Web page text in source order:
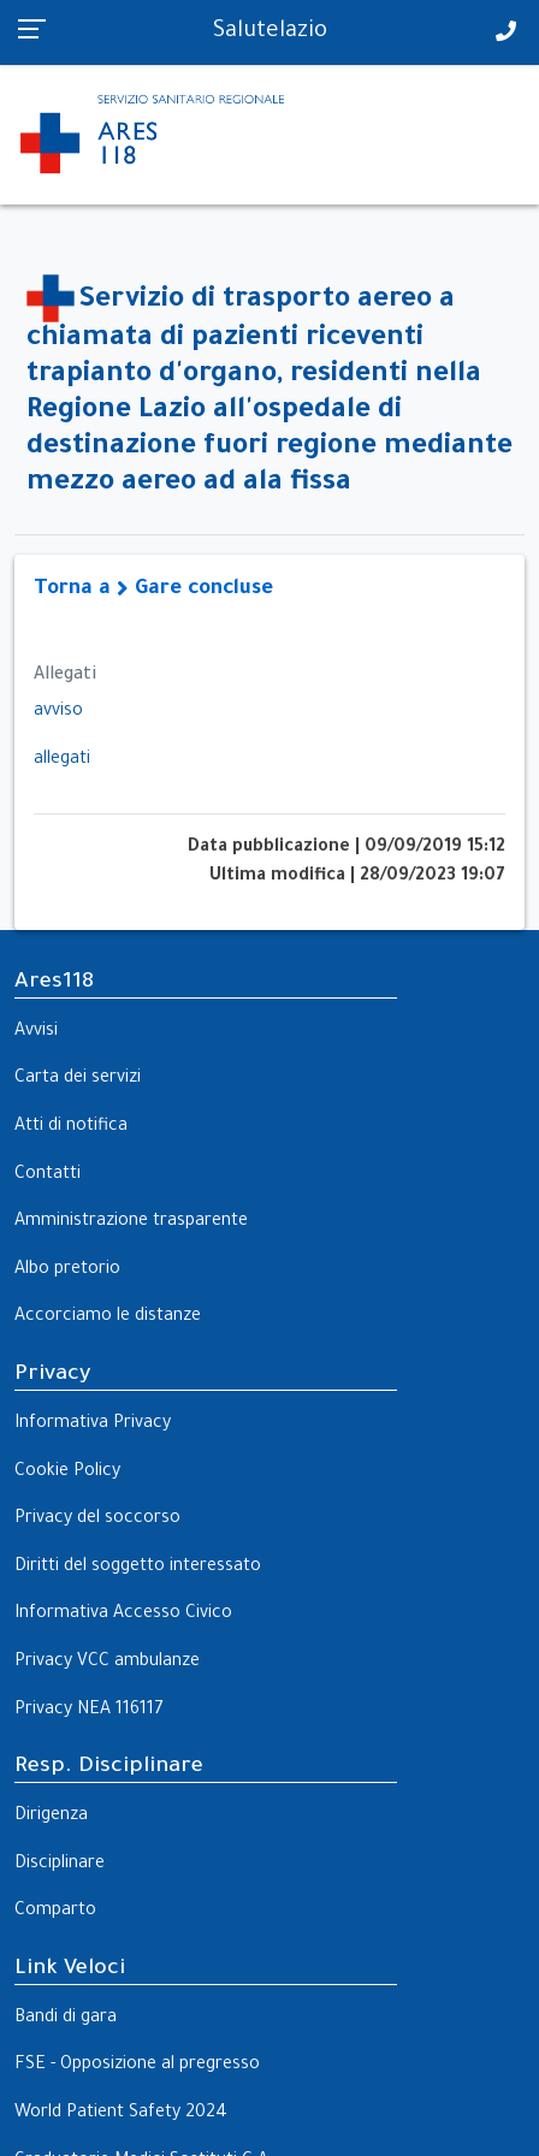
PS in tempo reale Salutelazio
Servizio di trasporto aereo a
chiamata di pazienti riceventi
trapianto d'organo, residenti nella
Regione Lazio all'ospedale di
destinazione fuori regione mediante
mezzo aereo ad ala fissa
Torna a Gare concluse
Allegati
avviso
allegati
Data pubblicazione
09/09/2019 15:12
Ultima modifica
28/09/2023 19:07
Ares118
Avvisi
Carta dei servizi
Atti di notifica
Contatti
Amministrazione trasparente
Albo pretorio
Accorciamo le distanze
Privacy
Informativa Privacy
Cookie Policy
Privacy del soccorso
Diritti del soggetto interessato
Informativa Accesso Civico
Privacy VCC ambulanze
Privacy NEA 116117
Resp. Disciplinare
Dirigenza
Disciplinare
Comparto
Link Veloci
Bandi di gara
FSE - Opposizione al pregresso
World Patient Safety 2024